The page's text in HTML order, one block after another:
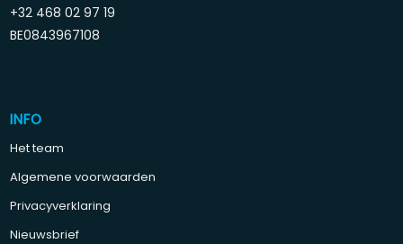
+32 468 02 97 19
BE0843967108
INFO
Het team
Algemene voorwaarden
Privacyverklaring
Nieuwsbrief